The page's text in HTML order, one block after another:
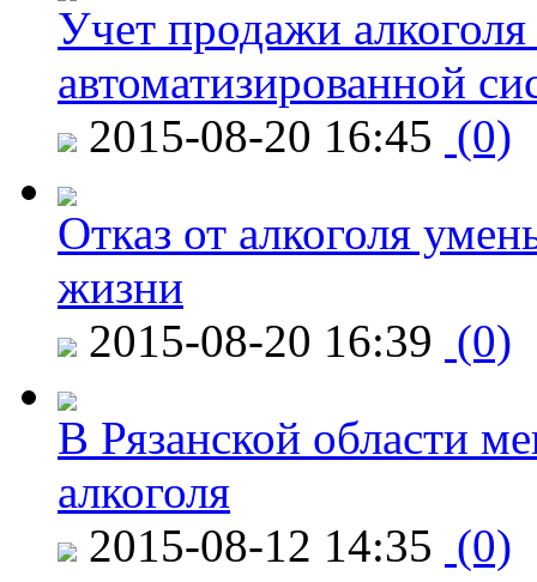
Учет продажи
автоматизированной
2015-08-20 16:45 (0)
Отказ от алкоголя
жизни
2015-08-20 16:39 (0)
В Рязанской области
алкоголя
2015-08-12 14:35 (0)